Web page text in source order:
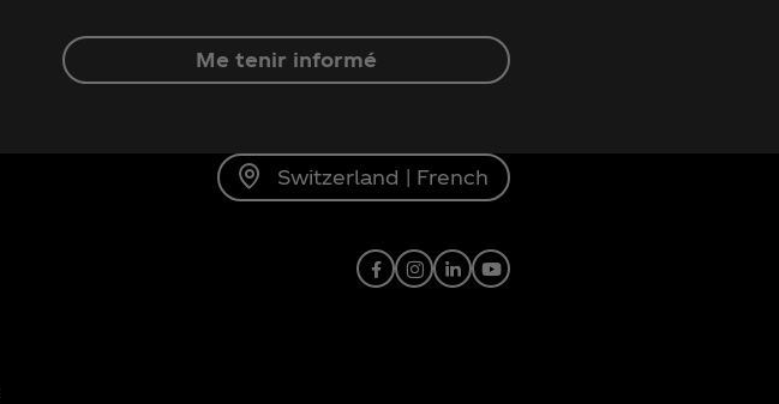
Me tenir informé
Switzerland | French
Facebook
Instagram
Linkedin
Youtube